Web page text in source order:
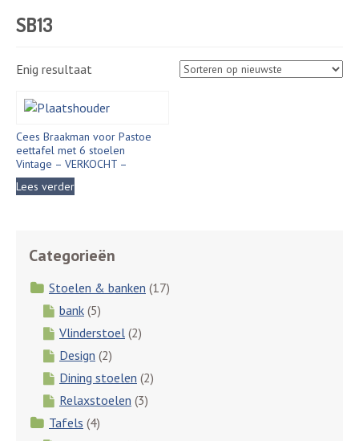
SB13
Enig resultaat
Cees Braakman voor Pastoe
eettafel met 6 stoelen
Vintage – VERKOCHT –
Lees verder
Categorieën
Stoelen & banken (17)
bank (5)
Vlinderstoel (2)
Design (2)
Dining stoelen (2)
Relaxstoelen (3)
Tafels (4)